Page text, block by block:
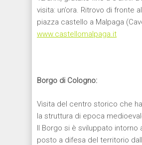
visita: un’ora. Ritrovo di fronte
piazza castello a Malpaga
www.castellomalpaga.it
Borgo di Cologno:
Visita del centro storico che
la struttura di epoca
Il Borgo si è sviluppato intorno
posto a difesa del territorio